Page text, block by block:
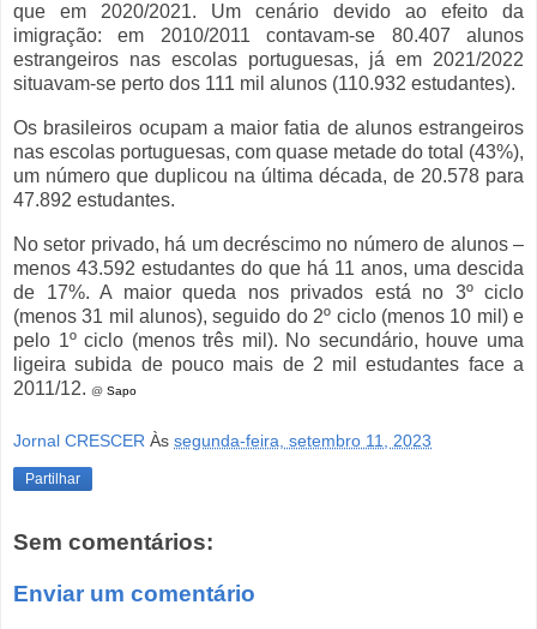
que em 2020/2021. Um cenário devido ao efeito da
imigração: em 2010/2011 contavam-se 80.407 alunos
estrangeiros nas escolas portuguesas, já em 2021/2022
situavam-se perto dos 111 mil alunos (110.932 estudantes).
Os brasileiros ocupam a maior fatia de alunos estrangeiros
nas escolas portuguesas, com quase metade do total (43%),
um número que duplicou na última década, de 20.578 para
47.892 estudantes.
No setor privado, há um decréscimo no número de alunos –
menos 43.592 estudantes do que há 11 anos, uma descida
de 17%. A maior queda nos privados está no 3º ciclo
(menos 31 mil alunos), seguido do 2º ciclo (menos 10 mil) e
pelo 1º ciclo (menos três mil). No secundário, houve uma
ligeira subida de pouco mais de 2 mil estudantes face a
2011/12. @ Sapo
Jornal CRESCER Às segunda-feira, setembro 11, 2023
Partilhar
Sem comentários:
Enviar um comentário